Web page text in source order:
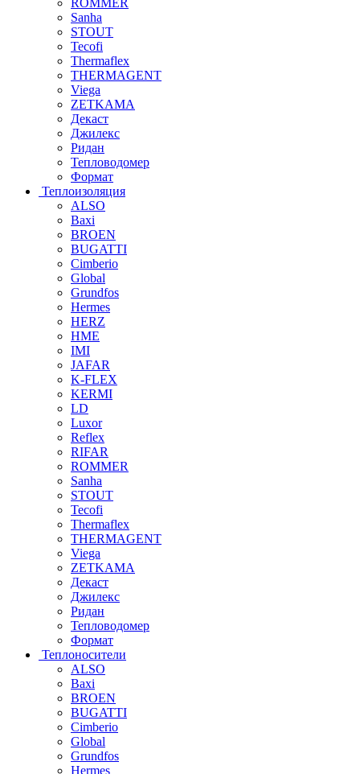
Sanha
STOUT
Tecofi
Thermaflex
THERMAGENT
Viega
ZETKAMA
Декаст
Джилекс
Ридан
Тепловодомер
Формат
Теплоизоляция
ALSO
Baxi
BROEN
BUGATTI
Cimberio
Global
Grundfos
Hermes
HERZ
HME
IMI
JAFAR
K-FLEX
KERMI
LD
Luxor
Reflex
RIFAR
ROMMER
Sanha
STOUT
Tecofi
Thermaflex
THERMAGENT
Viega
ZETKAMA
Декаст
Джилекс
Ридан
Тепловодомер
Формат
Теплоносители
ALSO
Baxi
BROEN
BUGATTI
Cimberio
Global
Grundfos
Hermes